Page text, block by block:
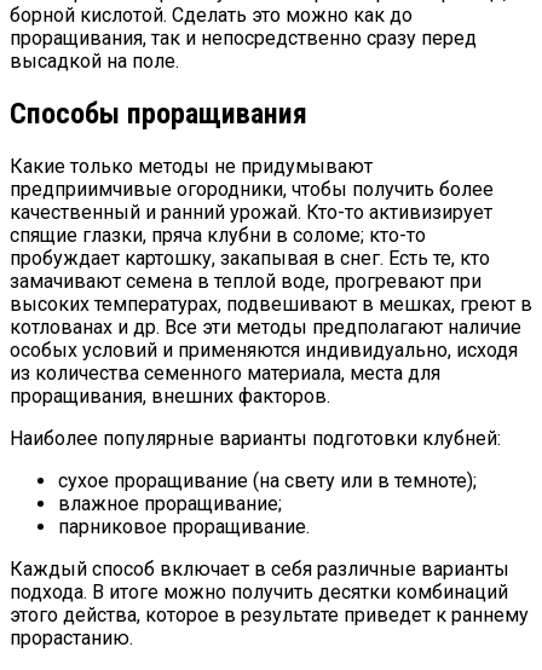
борной кислотой. Сделать это можно как до
проращивания, так и непосредственно сразу перед
высадкой на поле.
Способы проращивания
Какие только методы не придумывают
предприимчивые огородники, чтобы получить более
качественный и ранний урожай. Кто-то активизирует
спящие глазки, пряча клубни в соломе; кто-то
пробуждает картошку, закапывая в снег. Есть те, кто
замачивают семена в теплой воде, прогревают при
высоких температурах, подвешивают в мешках, греют в
котлованах и др. Все эти методы предполагают наличие
особых условий и применяются индивидуально, исходя
из количества семенного материала, места для
проращивания, внешних факторов.
Наиболее популярные варианты подготовки клубней:
сухое проращивание (на свету или в темноте);
влажное проращивание;
парниковое проращивание.
Каждый способ включает в себя различные варианты
подхода. В итоге можно получить десятки комбинаций
этого действа, которое в результате приведет к раннему
прорастанию.